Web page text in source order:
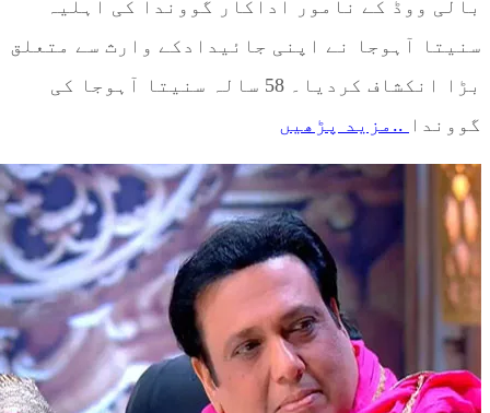
بالی ووڈ کے نامور اداکار گووندا کی اہلیہ
سنیتا آہوجا نے اپنی جائیدادکے وارث سے متعلق
بڑا انکشاف کردیا۔ 58 سالہ سنیتا آہوجا کی
گووندا ..مزید پڑھیں